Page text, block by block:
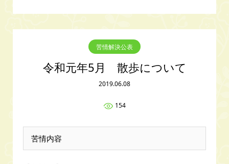
苦情解決公表
令和元年5月 散歩について
2019.06.08
154
苦情内容